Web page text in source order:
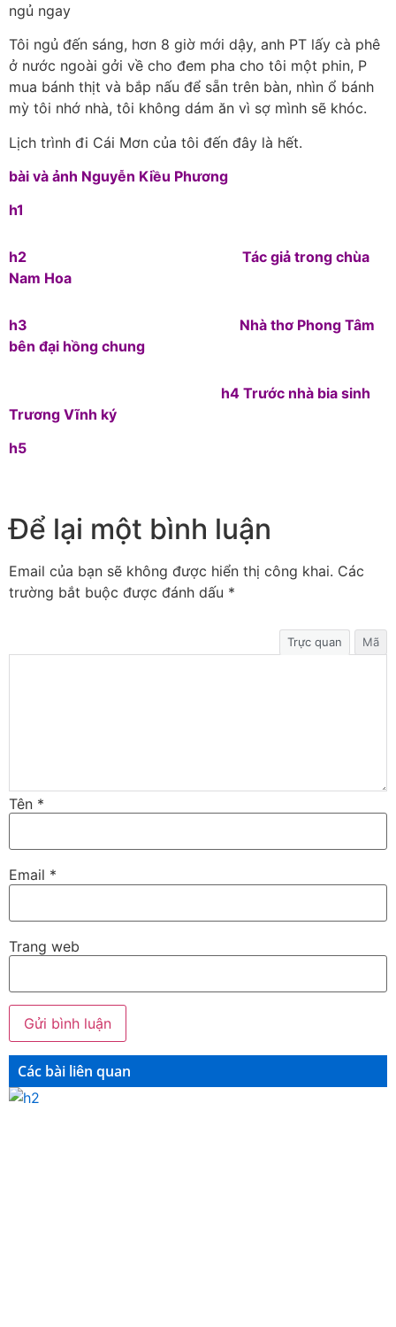
ngủ ngay
Tôi ngủ đến sáng, hơn 8 giờ mới dậy, anh PT lấy cà phê
ở nước ngoài gởi về cho đem pha cho tôi một phin, P
mua bánh thịt và bắp nấu để sẵn trên bàn, nhìn ổ bánh
mỳ tôi nhớ nhà, tôi không dám ăn vì sợ mình sẽ khóc.
Lịch trình đi Cái Mơn của tôi đến đây là hết.
bài và ảnh Nguyễn Kiều Phương
h1
h2 Tác giả trong chùa
Nam Hoa
h3 Nhà thơ Phong Tâm
bên đại hồng chung
h4 Trước nhà bia sinh
Trương Vĩnh ký
h5
Để lại một bình luận
Email của bạn sẽ không được hiển thị công khai. Các
trường bắt buộc được đánh dấu *
Trực quan Mã
Tên *
Email *
Trang web
Các bài liên quan